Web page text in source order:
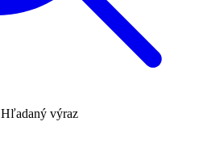
Hľadaný výraz